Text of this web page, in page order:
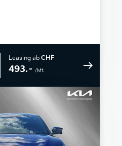
Leasing ab CHF
493.– /Mt.